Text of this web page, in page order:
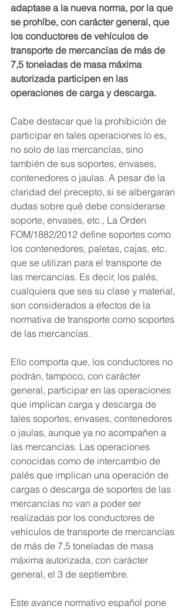
adaptase a la nueva norma, por la que
se prohíbe, con carácter general, que
los conductores de vehículos de
transporte de mercancías de más de
7,5 toneladas de masa máxima
autorizada participen en las
operaciones de carga y descarga.
Cabe destacar que la prohibición de
participar en tales operaciones lo es,
no solo de las mercancías, sino
también de sus soportes, envases,
contenedores o jaulas. A pesar de la
claridad del precepto, si se albergaran
dudas sobre qué debe considerarse
soporte, envases, etc., La Orden
FOM/1882/2012 define soportes como
los contenedores, paletas, cajas, etc.
que se utilizan para el transporte de
las mercancías. Es decir, los palés,
cualquiera que sea su clase y material,
son considerados a efectos de la
normativa de transporte como soportes
de las mercancías.
Ello comporta que, los conductores no
podrán, tampoco, con carácter
general, participar en las operaciones
que implican carga y descarga de
tales soportes, envases, contenedores
o jaulas, aunque ya no acompañen a
las mercancías. Las operaciones
conocidas como de intercambio de
palés que implican una operación de
cargas o descarga de soportes de las
mercancías no van a poder ser
realizadas por los conductores de
vehículos de transporte de mercancías
de más de 7,5 toneladas de masa
máxima autorizada, con carácter
general, el 3 de septiembre.
Este avance normativo español pone